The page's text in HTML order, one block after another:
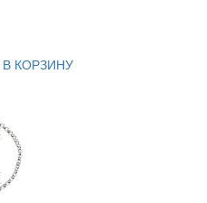
В КОРЗИНУ